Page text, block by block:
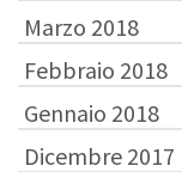
Marzo 2018
Febbraio 2018
Gennaio 2018
Dicembre 2017